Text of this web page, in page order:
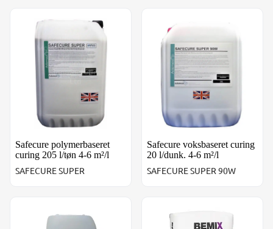
Safecure polymerbaseret curing 205 l/tøn 4-6 m²/l
Safecure polymerbaseret
curing 205 l/tøn 4-6 m²/l
SAFECURE SUPER
Safecure voksbaseret curing
20 l/dunk. 4-6 m²/l
SAFECURE SUPER 90W